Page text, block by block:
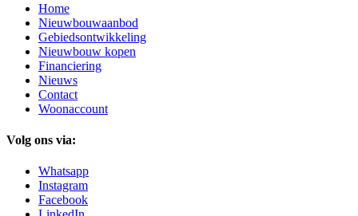
Home
Nieuwbouwaanbod
Gebiedsontwikkeling
Nieuwbouw kopen
Financiering
Nieuws
Contact
Woonaccount
Volg ons via:
Whatsapp
Instagram
Facebook